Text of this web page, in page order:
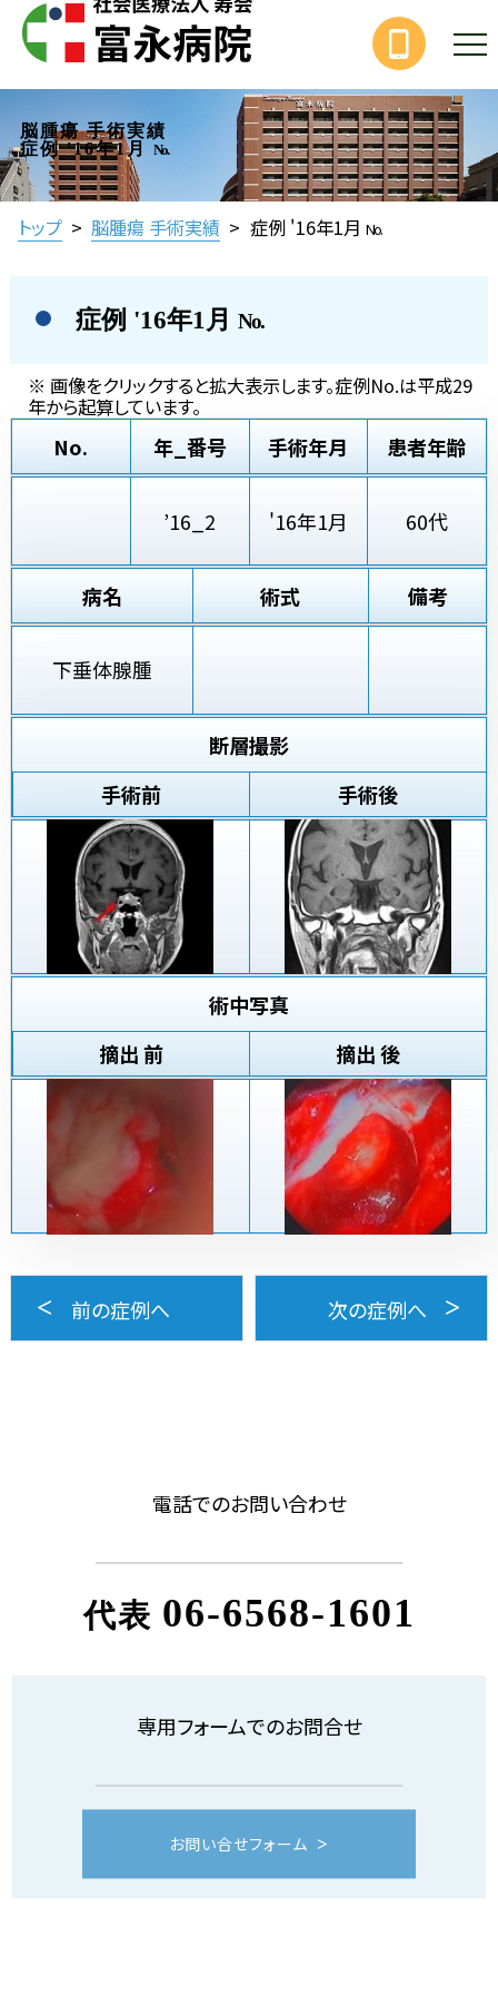
脳腫瘍 手術実績
症例 '16年1月
No.
トップ > 脳腫瘍 手術実績 > 症例 '16年1月 No.
症例 '16年1月 No.
※ 画像をクリックすると拡大表示します。症例No.は平成29
年から起算しています。
No. 年_番号 手術年月 患者年齢
’16_2 '16年1月 60代
病名 術式 備考
下垂体腺腫
断層撮影
手術前
手術後
術中写真
摘出 前
摘出 後
前の症例へ 次の症例へ
電話でのお問い合わせ
代表 06-6568-1601
専用フォームでのお問合せ
お問い合せフォーム